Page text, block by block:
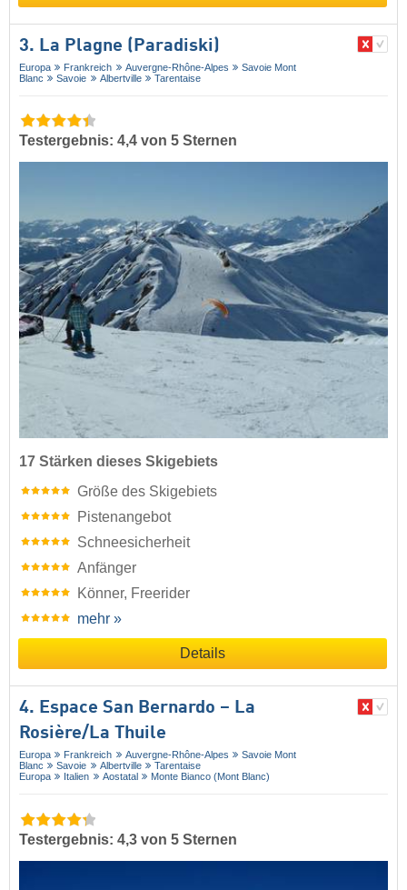
3. La Plagne (Paradiski)
Europa Frankreich Auvergne-Rhône-Alpes
Savoie Mont
Blanc
Savoie Albertville Tarentaise
Testergebnis: 4,4 von 5 Sternen
17 Stärken dieses Skigebiets
Größe des Skigebiets
Pistenangebot
Schneesicherheit
Anfänger
Könner, Freerider
mehr »
Details
4. Espace San Bernardo – La
Rosière/​La Thuile
Europa Frankreich Auvergne-Rhône-Alpes
Savoie Mont
Blanc
Savoie Albertville
Tarentaise
Europa
Italien Aostatal Monte Bianco (Mont Blanc)
Testergebnis: 4,3 von 5 Sternen